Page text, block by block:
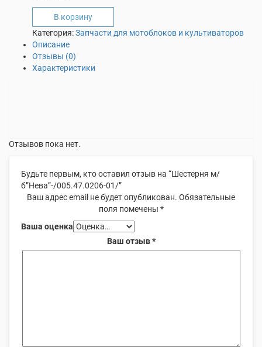
В корзину
Категория:Запчасти для мотоблоков и культиваторов
Описание
Отзывы (0)
Характеристики
Отзывов пока нет.
Будьте первым, кто оставил отзыв на “Шестерня м/
б”Нева”-/005.47.0206-01/”
Ваш адрес email не будет опубликован. Обязательные
поля помечены *
Ваша оценка
Ваш отзыв*